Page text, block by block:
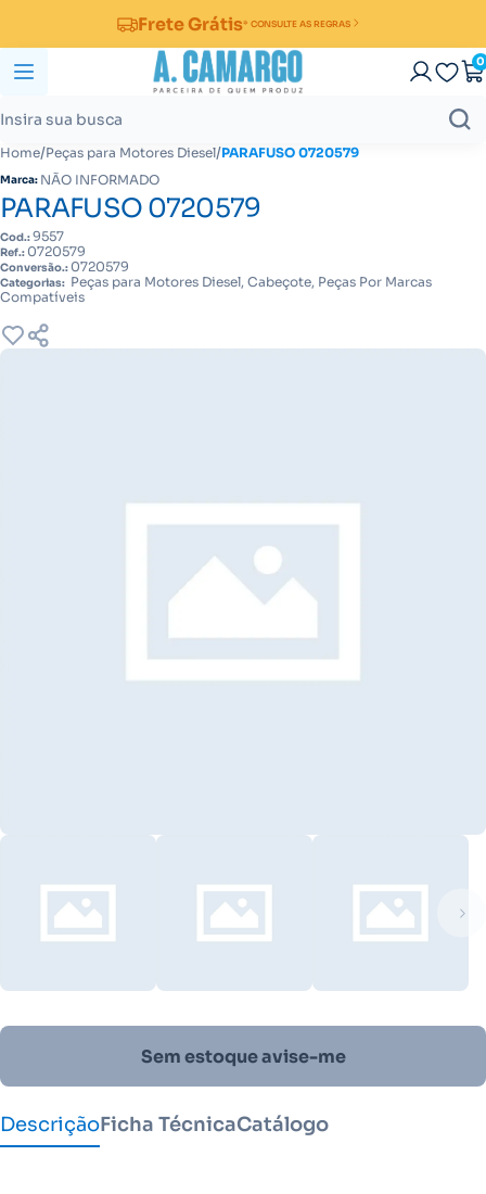
Frete Grátis* CONSULTE AS REGRAS
0
Home/Peças para Motores Diesel/PARAFUSO 0720579
Marca: NÃO INFORMADO
PARAFUSO 0720579
Cod.:9557
Ref.: 0720579
Conversão.: 0720579
Categorias: Peças para Motores Diesel, Cabeçote, Peças Por Marcas
Compatíveis
Sem estoque avise-me
DescriçãoFicha TécnicaCatálogo